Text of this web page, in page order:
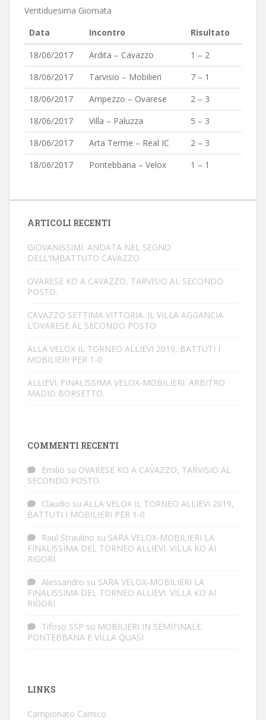
Ventiduesima Giornata
Data
Incontro
Risultato
18/06/2017
Ardita – Cavazzo
1 – 2
18/06/2017
Tarvisio – Mobilieri
7 – 1
18/06/2017
Ampezzo – Ovarese
2 – 3
18/06/2017
Villa – Paluzza
5 – 3
18/06/2017
Arta Terme – Real IC
2 – 3
18/06/2017
Pontebbana – Velox 1 – 1
ARTICOLI RECENTI
GIOVANISSIMI. ANDATA NEL SEGNO
DELL’IMBATTUTO CAVAZZO
OVARESE KO A CAVAZZO, TARVISIO AL SECONDO
POSTO.
CAVAZZO SETTIMA VITTORIA. IL VILLA AGGANCIA
L’OVARESE AL SECONDO POSTO
ALLA VELOX IL TORNEO ALLIEVI 2019, BATTUTI I
MOBILIERI PER 1-0
ALLIEVI. FINALISSIMA VELOX-MOBILIERI. ARBITRO
MADID BORSETTO.
COMMENTI RECENTI
Emilio su OVARESE KO A CAVAZZO, TARVISIO AL
SECONDO POSTO.
Claudio su ALLA VELOX IL TORNEO ALLIEVI 2019,
BATTUTI I MOBILIERI PER 1-0
Raul Straulino su SARA VELOX-MOBILIERI LA
FINALISSIMA DEL TORNEO ALLIEVI. VILLA KO AI
RIGORI.
Alessandro su SARA VELOX-MOBILIERI LA
FINALISSIMA DEL TORNEO ALLIEVI. VILLA KO AI
RIGORI.
Tifoso SSP su MOBILIERI IN SEMIFINALE.
PONTEBBANA E VILLA QUASI.
LINKS
Campionato Carnico